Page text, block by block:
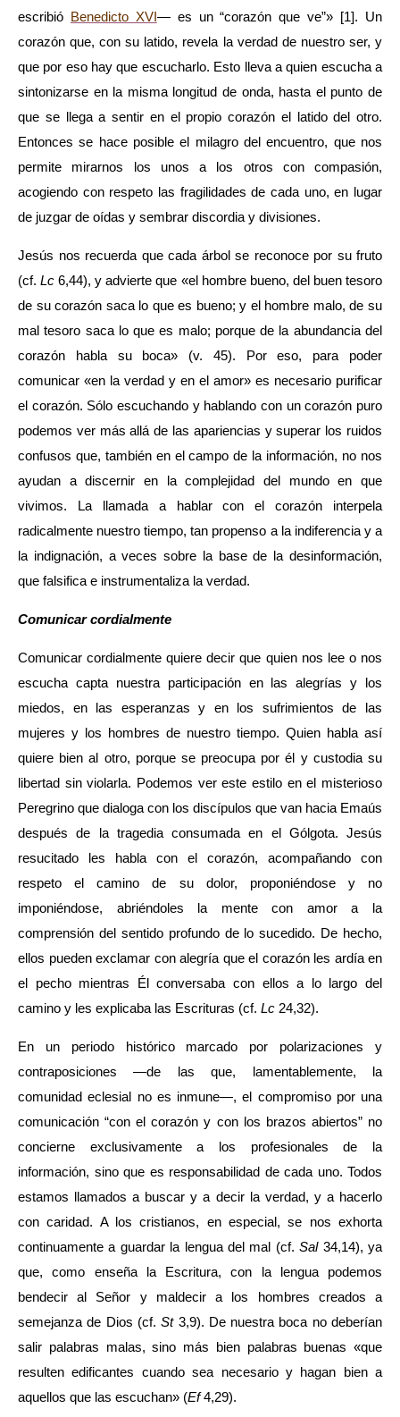
escribió
Benedicto XVI — es un “corazón que ve”»
[1]. Un
corazón que, con su latido, revela la verdad de nuestro ser, y
que por eso hay que escucharlo. Esto lleva a quien escucha a
sintonizarse en la misma longitud de onda, hasta el punto de
que se llega a sentir en el propio corazón el latido del otro.
Entonces se hace posible el milagro del encuentro, que nos
permite mirarnos los unos a los otros con compasión,
acogiendo con respeto las fragilidades de cada uno, en lugar
de juzgar de oídas y sembrar discordia y divisiones.
Jesús nos recuerda que cada árbol se reconoce por su fruto
(cf.Lc 6,44), y advierte que «el hombre bueno, del buen tesoro
de su corazón saca lo que es bueno; y el hombre malo, de su
mal tesoro saca lo que es malo; porque de la abundancia del
corazón habla su boca» (v. 45). Por eso, para poder
comunicar «en la verdad y en el amor» es necesario purificar
el corazón. Sólo escuchando y hablando con un corazón puro
podemos ver más allá de las apariencias y superar los ruidos
confusos que, también en el campo de la información, no nos
ayudan a discernir en la complejidad del mundo en que
vivimos. La llamada a hablar con el corazón interpela
radicalmente nuestro tiempo, tan propenso a la indiferencia y a
la indignación, a veces sobre la base de la desinformación,
que falsifica e instrumentaliza la verdad.
Comunicar cordialmente
Comunicar cordialmente quiere decir que quien nos lee o nos
escucha capta nuestra participación en las alegrías y los
miedos, en las esperanzas y en los sufrimientos de las
mujeres y los hombres de nuestro tiempo. Quien habla así
quiere bien al otro, porque se preocupa por él y custodia su
libertad sin violarla. Podemos ver este estilo en el misterioso
Peregrino que dialoga con los discípulos que van hacia Emaús
después de la tragedia consumada en el Gólgota. Jesús
resucitado les habla con el corazón, acompañando con
respeto el camino de su dolor, proponiéndose y no
imponiéndose, abriéndoles la mente con amor a la
comprensión del sentido profundo de lo sucedido. De hecho,
ellos pueden exclamar con alegría que el corazón les ardía en
el pecho mientras Él conversaba con ellos a lo largo del
camino y les explicaba las Escrituras (cf. Lc 24,32).
En un periodo histórico marcado por polarizaciones y
contraposiciones —de las que, lamentablemente, la
comunidad eclesial no es inmune—, el compromiso por una
comunicación “con el corazón y con los brazos abiertos” no
concierne exclusivamente a los profesionales de la
información, sino que es responsabilidad de cada uno. Todos
estamos llamados a buscar y a decir la verdad, y a hacerlo
con caridad. A los cristianos, en especial, se nos exhorta
continuamente a guardar la lengua del mal (cf.Sal 34,14), ya
que, como enseña la Escritura, con la lengua podemos
bendecir al Señor y maldecir a los hombres creados a
semejanza de Dios (cf.St3,9). De nuestra boca no deberían
salir palabras malas, sino más bien palabras buenas «que
resulten edificantes cuando sea necesario y hagan bien a
aquellos que las escuchan» (Ef4,29).